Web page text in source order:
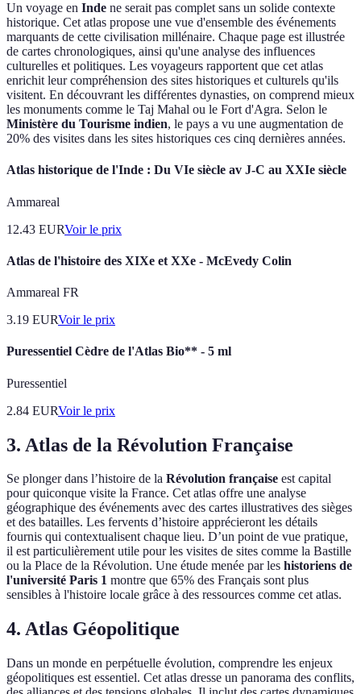
Un voyage en Inde ne serait pas complet sans un solide contexte
historique. Cet atlas propose une vue d'ensemble des événements
marquants de cette civilisation millénaire. Chaque page est illustrée
de cartes chronologiques, ainsi qu'une analyse des influences
culturelles et politiques. Les voyageurs rapportent que cet atlas
enrichit leur compréhension des sites historiques et culturels qu'ils
visitent. En découvrant les différentes dynasties, on comprend mieux
les monuments comme le Taj Mahal ou le Fort d'Agra. Selon le
Ministère du Tourisme indien, le pays a vu une augmentation de
20% des visites dans les sites historiques ces cinq dernières années.
Atlas historique de l'Inde : Du VIe siècle av J-C au XXIe siècle
Ammareal
12.43 EURVoir le prix
Atlas de l'histoire des XIXe et XXe - McEvedy Colin
Ammareal FR
3.19 EURVoir le prix
Puressentiel Cèdre de l'Atlas Bio** - 5 ml
Puressentiel
2.84 EURVoir le prix
3. Atlas de la Révolution Française
Se plonger dans l’histoire de la Révolution française est capital
pour quiconque visite la France. Cet atlas offre une analyse
géographique des événements avec des cartes illustratives des sièges
et des batailles. Les fervents d’histoire apprécieront les détails
fournis qui contextualisent chaque lieu. D’un point de vue pratique,
il est particulièrement utile pour les visites de sites comme la Bastille
ou la Place de la Révolution. Une étude menée par les historiens de
l'université Paris 1 montre que 65% des Français sont plus
sensibles à l'histoire locale grâce à des ressources comme cet atlas.
4. Atlas Géopolitique
Dans un monde en perpétuelle évolution, comprendre les enjeux
géopolitiques est essentiel. Cet atlas dresse un panorama des conflits,